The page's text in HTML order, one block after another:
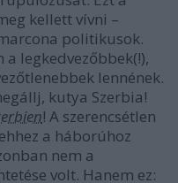
kellett vívni –
politikusok.
legkedvezőbbek(!),
lennének.
kutya Szerbia!
! A szerencsétlen
a háborúhoz
nem a
volt. Hanem ez: